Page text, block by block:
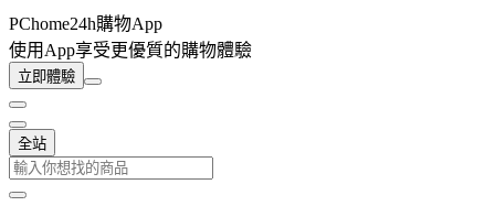
PChome24h購物App
使用App享受更優質的購物體驗
立即體驗
全站